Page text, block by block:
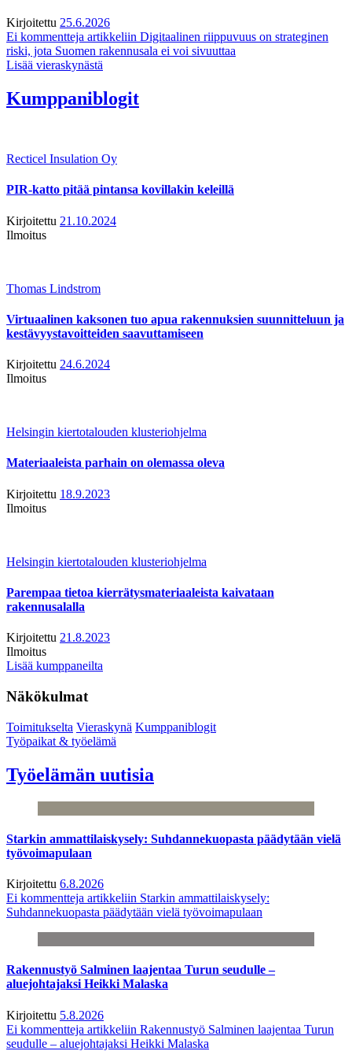
Kirjoitettu 25.6.2026
Ei kommentteja artikkeliin Digitaalinen riippuvuus on strateginen
riski, jota Suomen rakennusala ei voi sivuuttaa
Lisää vieraskynästä
Kumppaniblogit
Recticel Insulation Oy
PIR-katto pitää pintansa kovillakin keleillä
Kirjoitettu 21.10.2024
Ilmoitus
Thomas Lindstrom
Virtuaalinen kaksonen tuo apua rakennuksien suunnitteluun ja
kestävyystavoitteiden saavuttamiseen
Kirjoitettu 24.6.2024
Ilmoitus
Helsingin kiertotalouden klusteriohjelma
Materiaaleista parhain on olemassa oleva
Kirjoitettu 18.9.2023
Ilmoitus
Helsingin kiertotalouden klusteriohjelma
Parempaa tietoa kierrätysmateriaaleista kaivataan
rakennusalalla
Kirjoitettu 21.8.2023
Ilmoitus
Lisää kumppaneilta
Näkökulmat
Toimitukselta Vieraskynä Kumppaniblogit
Työpaikat & työelämä
Työelämän uutisia
Starkin ammattilaiskysely: Suhdannekuopasta päädytään vielä
työvoimapulaan
Kirjoitettu 6.8.2026
Ei kommentteja artikkeliin Starkin ammattilaiskysely:
Suhdannekuopasta päädytään vielä työvoimapulaan
Rakennustyö Salminen laajentaa Turun seudulle –
aluejohtajaksi Heikki Malaska
Kirjoitettu 5.8.2026
Ei kommentteja artikkeliin Rakennustyö Salminen laajentaa Turun
seudulle – aluejohtajaksi Heikki Malaska